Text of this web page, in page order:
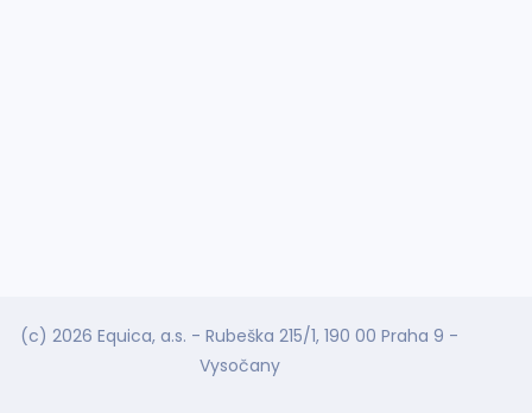
(c) 2026 Equica, a.s. - Rubeška 215/1, 190 00 Praha 9 -
Vysočany